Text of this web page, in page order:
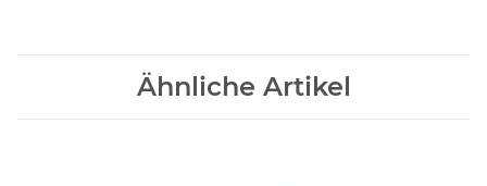
Ähnliche Artikel